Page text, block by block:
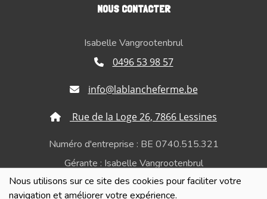
Nous utilisons sur ce site des cookies pour faciliter votre
navigation et améliorer votre expérience.
NOUS CONTACTER
Isabelle Vangrootenbrul
0496 53 98 57
info@lablancheferme.be
Rue de la Loge 26, 7866 Lessines
Numéro d'entreprise : BE 0740.515.321
Gérante : Isabelle Vangrootenbrul
Politique de confidentialité et de respect de la vie